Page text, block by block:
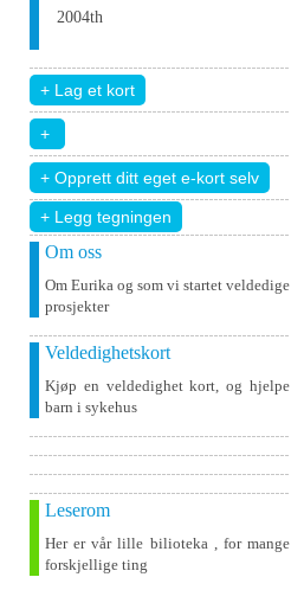
2004th
+ Legg tegningen
Om oss
Om Eurika og som vi startet veldedige
prosjekter
Veldedighetskort
Kjøp en veldedighet kort, og hjelpe
barn i sykehus
Leserom
Her er vår lille bilioteka , for mange
forskjellige ting